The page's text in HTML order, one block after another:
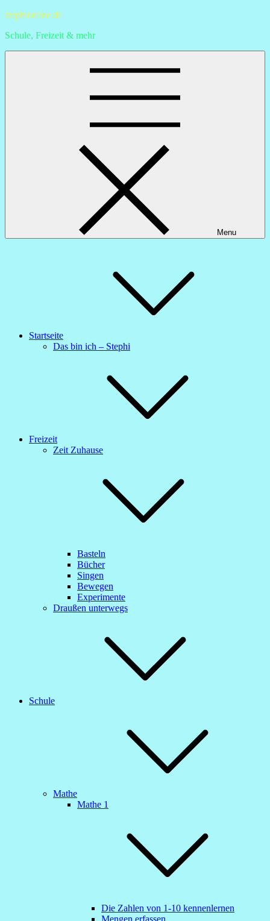
Skip
content
stephionline.de
Schule, Freizeit & mehr
Menu
Startseite
Das bin ich – Stephi
Freizeit
Zeit Zuhause
Basteln
Bücher
Singen
Bewegen
Experimente
Draußen unterwegs
Schule
Mathe
Mathe 1
Die Zahlen von 1-10 kennenlernen
Mengen erfassen